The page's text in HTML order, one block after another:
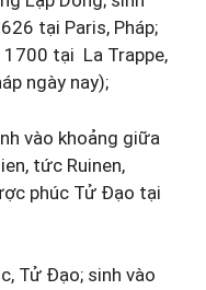
tại Paris, Pháp;
tại La Trappe,
ngày nay);
vào khoảng giữa
tức Ruinen,
phúc Tử Đạo tại
Tử Đạo; sinh vào